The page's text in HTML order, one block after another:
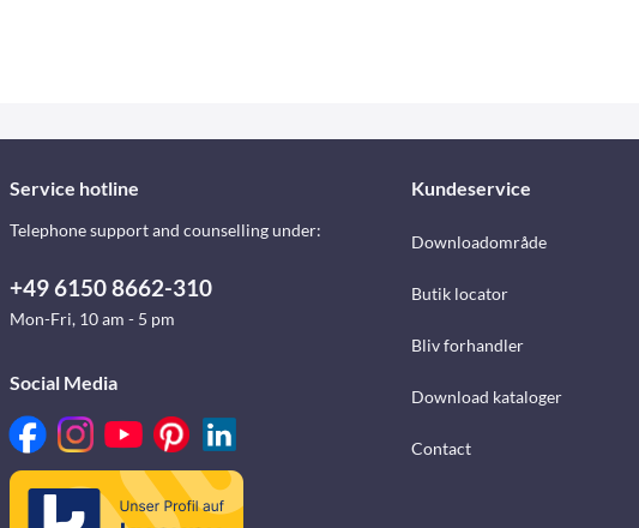
Service hotline
Telephone support and counselling under:
+49 6150 8662-310
Mon-Fri, 10 am - 5 pm
Social Media
Kundeservice
Downloadområde
Butik locator
Bliv forhandler
Download kataloger
Contact